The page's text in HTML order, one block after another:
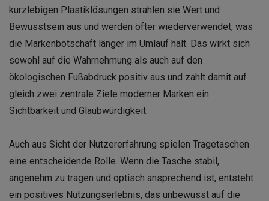
kurzlebigen Plastiklösungen strahlen sie Wert und
Bewusstsein aus und werden öfter wiederverwendet, was
die Markenbotschaft länger im Umlauf hält. Das wirkt sich
sowohl auf die Wahrnehmung als auch auf den
ökologischen Fußabdruck positiv aus und zahlt damit auf
gleich zwei zentrale Ziele moderner Marken ein:
Sichtbarkeit und Glaubwürdigkeit.
Auch aus Sicht der Nutzererfahrung spielen Tragetaschen
eine entscheidende Rolle. Wenn die Tasche stabil,
angenehm zu tragen und optisch ansprechend ist, entsteht
ein positives Nutzungserlebnis, das unbewusst auf die